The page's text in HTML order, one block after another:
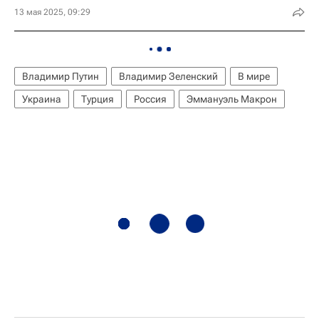
13 мая 2025, 09:29
Владимир Путин Владимир Зеленский
В мире
Украина
Турция Россия Эммануэль Макрон